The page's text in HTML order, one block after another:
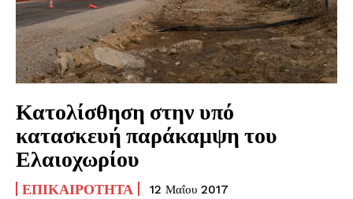
Κατολίσθηση στην υπό
κατασκευή παράκαμψη του
Ελαιοχωρίου
ΕΠΙΚΑΙΡΌΤΗΤΑ 12 Μαΐου 2017